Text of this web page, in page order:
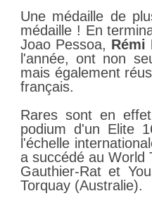
Une médaille de
médaille ! En
Joao Pessoa, Rémi
l'année, ont non
mais également
français.
Rares sont en
podium d'un Elite
l'échelle
a succédé au World
Gauthier-Rat et
Torquay (Australie).